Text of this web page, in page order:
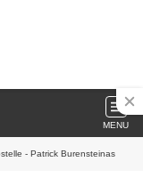
MENU
- Patrick Burensteinas